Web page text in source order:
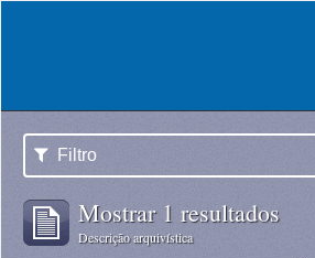
Filtro
Mostrar 1 resultados
Descrição arquivística